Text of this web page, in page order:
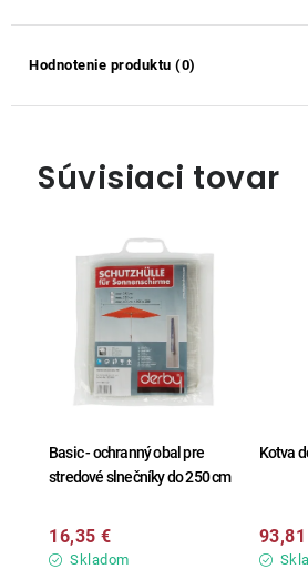
Hodnotenie produktu (0)
Súvisiaci tovar
Basic - ochranný obal pre
stredové slnečníky do 250 cm
Skladom
16,35 €
Kotva